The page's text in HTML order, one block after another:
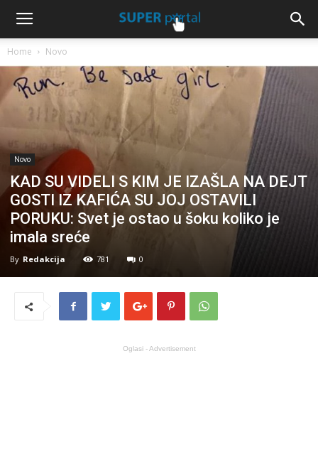
Home Novo
Novo
KAD SU VIDELI S KIM JE IZAŠLA NA DEJT
GOSTI IZ KAFIĆA SU JOJ OSTAVILI
PORUKU: Svet je ostao u šoku koliko je
imala sreće
By Redakcija 781 0
Oglasi - Advertisement